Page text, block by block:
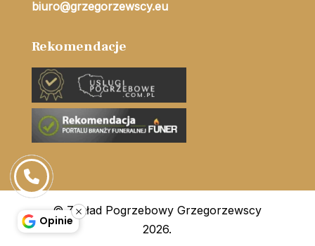
biuro@grzegorzewscy.eu
Rekomendacje
© Zakład Pogrzebowy Grzegorzewscy
2026.
Opinie